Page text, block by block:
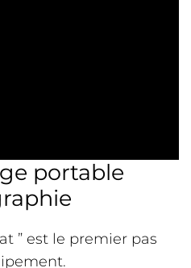
portable
” est le premier pas